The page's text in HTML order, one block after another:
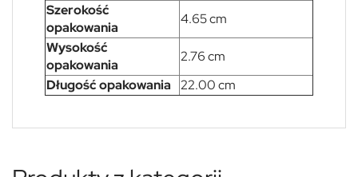
Szerokość
opakowania
4.65 cm
Wysokość
opakowania
2.76 cm
Długość opakowania
22.00 cm